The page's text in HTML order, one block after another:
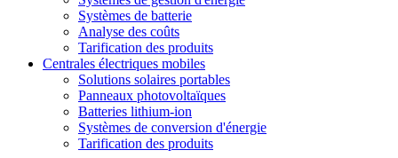
Systèmes de batterie
Analyse des coûts
Tarification des produits
Centrales électriques mobiles
Solutions solaires portables
Panneaux photovoltaïques
Batteries lithium-ion
Systèmes de conversion d'énergie
Tarification des produits